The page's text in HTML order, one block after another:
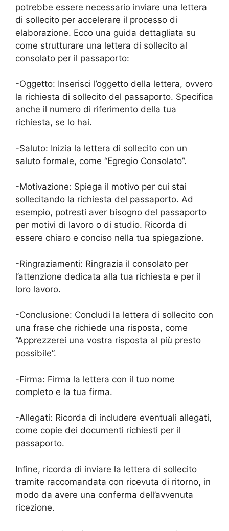
potrebbe essere necessario inviare una lettera
di sollecito per accelerare il processo di
elaborazione. Ecco una guida dettagliata su
come strutturare una lettera di sollecito al
consolato per il passaporto:
-Oggetto: Inserisci l’oggetto della lettera, ovvero
la richiesta di sollecito del passaporto. Specifica
anche il numero di riferimento della tua
richiesta, se lo hai.
-Saluto: Inizia la lettera di sollecito con un
saluto formale, come “Egregio Consolato”.
-Motivazione: Spiega il motivo per cui stai
sollecitando la richiesta del passaporto. Ad
esempio, potresti aver bisogno del passaporto
per motivi di lavoro o di studio. Ricorda di
essere chiaro e conciso nella tua spiegazione.
-Ringraziamenti: Ringrazia il consolato per
l’attenzione dedicata alla tua richiesta e per il
loro lavoro.
-Conclusione: Concludi la lettera di sollecito con
una frase che richiede una risposta, come
“Apprezzerei una vostra risposta al più presto
possibile”.
-Firma: Firma la lettera con il tuo nome
completo e la tua firma.
-Allegati: Ricorda di includere eventuali allegati,
come copie dei documenti richiesti per il
passaporto.
Infine, ricorda di inviare la lettera di sollecito
tramite raccomandata con ricevuta di ritorno, in
modo da avere una conferma dell’avvenuta
ricezione.